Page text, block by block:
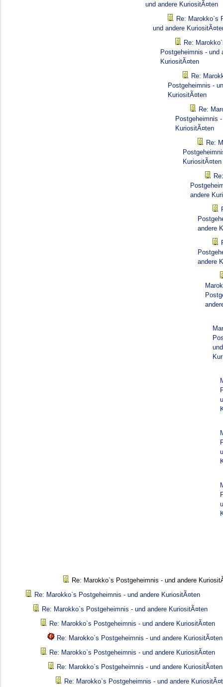
und andere KuriositÃ¤ten
Re: Marokko`s
und andere
Re:
Postgeheimnis - und
KuriositÃ¤ten
Re:
Postgeheimnis -
KuriositÃ¤ten
Re:
Postgeheimnis
KuriositÃ¤ten
Re:
KuriositÃ¤ten
andere
andere
andere
Re: Marokko`s Postgeheimnis - und andere
Re: Marokko`s Postgeheimnis - und andere KuriositÃ¤ten
Re: Marokko`s Postgeheimnis - und andere KuriositÃ¤ten
Re: Marokko`s Postgeheimnis - und andere KuriositÃ¤ten
Re: Marokko`s Postgeheimnis - und andere KuriositÃ¤ten
Re: Marokko`s Postgeheimnis - und andere KuriositÃ¤ten
Re: Marokko`s Postgeheimnis - und andere KuriositÃ¤ten
Re: Marokko`s Postgeheimnis - und andere